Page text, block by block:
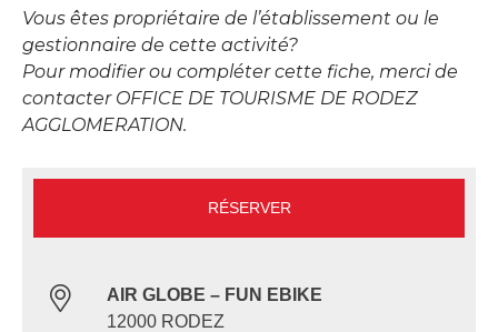
Vous êtes propriétaire de l’établissement ou le
gestionnaire de cette activité?
Pour modifier ou compléter cette fiche, merci de
contacter OFFICE DE TOURISME DE RODEZ
AGGLOMERATION.
RÉSERVER
AIR GLOBE – FUN EBIKE
12000 RODEZ